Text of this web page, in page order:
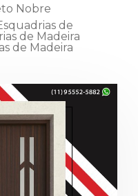
Nobre
de
de Madeira
de Madeira